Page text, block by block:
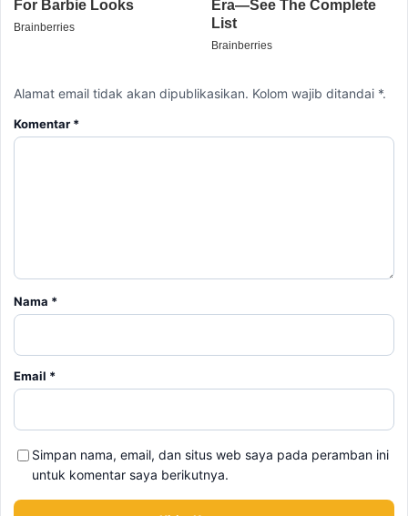
Alamat email tidak akan dipublikasikan. Kolom wajib ditandai *.
Komentar *
Nama *
Email *
Simpan nama, email, dan situs web saya pada peramban ini
untuk komentar saya berikutnya.